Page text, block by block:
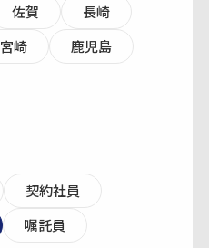
佐賀
長崎
宮崎
鹿児島
契約社員
嘱託員